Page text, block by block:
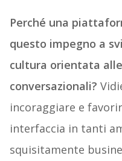
Perché una
questo impegno a
cultura orientata
conversazionali?
incoraggiare e
interfaccia in tanti
squisitamente